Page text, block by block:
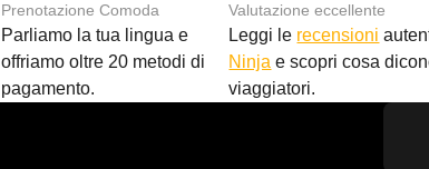
Prenotazione Comoda
Parliamo la tua lingua e
offriamo oltre 20 metodi di
pagamento.
Valutazione eccellente
Leggi le recensioni
Ninja e scopri cosa
viaggiatori.